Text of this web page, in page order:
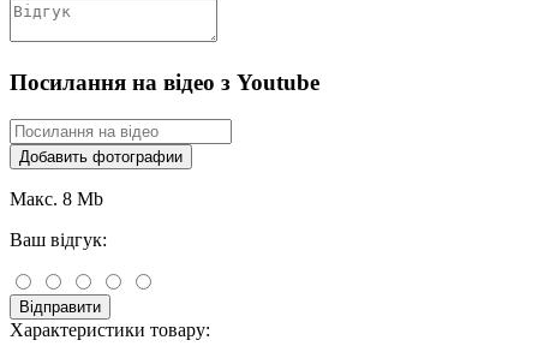
Посилання на відео з Youtube
Добавить фотографии
Макс. 8 Mb
Ваш відгук:
Відправити
Характеристики товару: